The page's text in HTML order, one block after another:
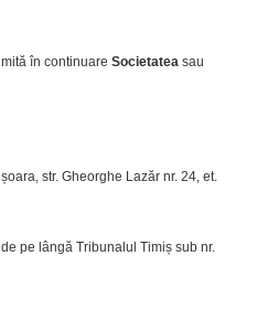
în continuare Societatea sau
str. Gheorghe Lazăr nr. 24, et.
pe lângă Tribunalul Timiș sub nr.